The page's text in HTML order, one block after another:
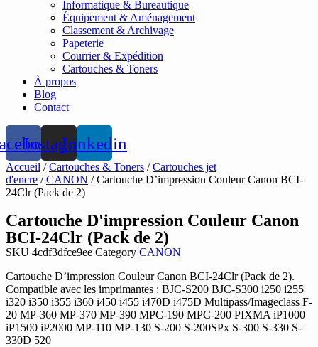
Informatique & Bureautique
Équipement & Aménagement
Classement & Archivage
Papeterie
Courrier & Expédition
Cartouches & Toners
À propos
Blog
Contact
InstagramLinkedin
Accueil /Cartouches & Toners /Cartouches jet
d'encre /CANON / Cartouche D’impression Couleur Canon BCI-
24Clr (Pack de 2)
Cartouche D'impression Couleur Canon
BCI-24Clr (Pack de 2)
SKU 4cdf3dfce9ee Category CANON
Cartouche D’impression Couleur Canon BCI-24Clr (Pack de 2).
Compatible avec les imprimantes : BJC-S200 BJC-S300 i250 i255
i320 i350 i355 i360 i450 i455 i470D i475D Multipass/Imageclass F-
20 MP-360 MP-370 MP-390 MPC-190 MPC-200 PIXMA iP1000
iP1500 iP2000 MP-110 MP-130 S-200 S-200SPx S-300 S-330 S-
330D 520